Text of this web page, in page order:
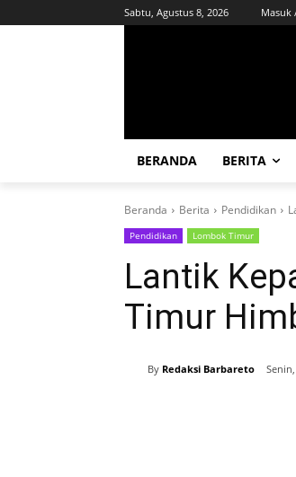
Sabtu, Agustus 8, 2026 Masuk
BERANDA BERITA
Beranda Berita Pendidikan
Pendidikan Lombok Timur
Lantik
Timur
By Redaksi Barbareto